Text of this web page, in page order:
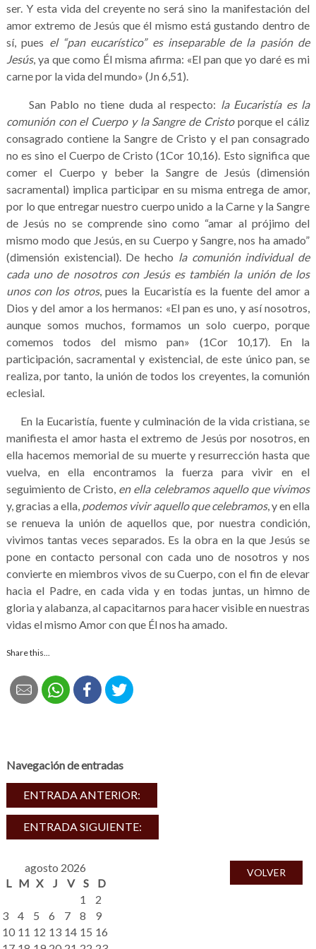
ser. Y esta vida del creyente no será sino la manifestación del
amor extremo de Jesús que él mismo está gustando dentro de
sí, pues el “pan eucarístico” es inseparable de la pasión de
Jesús, ya que como Él misma afirma: «El pan que yo daré es mi
carne por la vida del mundo» (Jn 6,51).
San Pablo no tiene duda al respecto: la Eucaristía es la
comunión con el Cuerpo y la Sangre de Cristoporque el cáliz
consagrado contiene la Sangre de Cristo y el pan consagrado
no es sino el Cuerpo de Cristo (1Cor 10,16). Esto significa que
comer el Cuerpo y beber la Sangre de Jesús (dimensión
sacramental) implica participar en su misma entrega de amor,
por lo que entregar nuestro cuerpo unido a la Carne y la Sangre
de Jesús no se comprende sino como “amar al prójimo del
mismo modo que Jesús, en su Cuerpo y Sangre, nos ha amado”
(dimensión existencial). De hecho la comunión individual de
cada uno de nosotros con Jesús es también la unión de los
unos con los otros, pues la Eucaristía es la fuente del amor a
Dios y del amor a los hermanos: «El pan es uno, y así nosotros,
aunque somos muchos, formamos un solo cuerpo, porque
comemos todos del mismo pan» (1Cor 10,17). En la
participación, sacramental y existencial, de este único pan, se
realiza, por tanto, la unión de todos los creyentes, la comunión
eclesial.
En la Eucaristía, fuente y culminación de la vida cristiana, se
manifiesta el amor hasta el extremo de Jesús por nosotros, en
ella hacemos memorial de su muerte y resurrección hasta que
vuelva, en ella encontramos la fuerza para vivir en el
seguimiento de Cristo, en ella celebramos aquello que vivimos
y, gracias a ella, podemos vivir aquello que celebramos, y en ella
se renueva la unión de aquellos que, por nuestra condición,
vivimos tantas veces separados. Es la obra en la que Jesús se
pone en contacto personal con cada uno de nosotros y nos
convierte en miembros vivos de su Cuerpo, con el fin de elevar
hacia el Padre, en cada vida y en todas juntas, un himno de
gloria y alabanza, al capacitarnos para hacer visible en nuestras
vidas el mismo Amor con que Él nos ha amado.
Share this...
Navegación de entradas
ENTRADA ANTERIOR:
ENTRADA SIGUIENTE:
VOLVER
agosto 2026
L M X J V S
D
1
2
3
4 5 6 7 8
9
10 11 12 13 14 15 16